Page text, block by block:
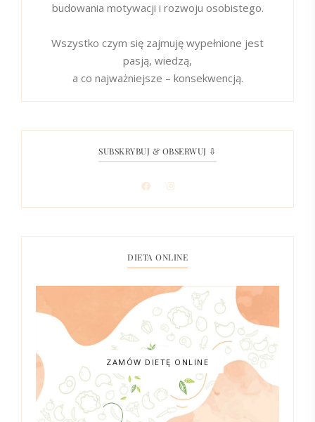
budowania motywacji i rozwoju osobistego.
Wszystko czym się zajmuję wypełnione jest
pasją, wiedzą,
a co najważniejsze – konsekwencją.
SUBSKRYBUJ & OBSERWUJ ⇩
DIETA ONLINE
ZAMÓW DIETĘ ONLINE